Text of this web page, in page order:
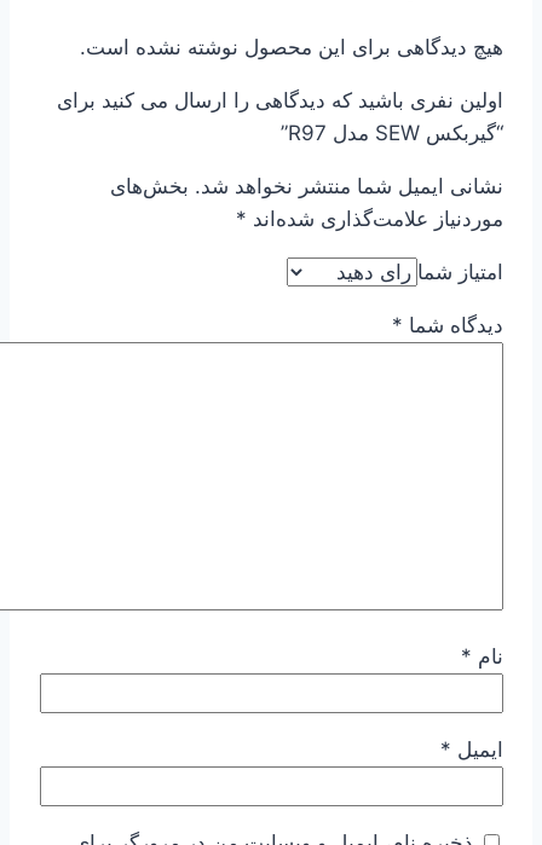
هیچ دیدگاهی برای این محصول نوشته نشده است.
اولین نفری باشید که دیدگاهی را ارسال می کنید برای
“گیربکس SEW مدل R97”
نشانی ایمیل شما منتشر نخواهد شد. بخش‌های
موردنیاز علامت‌گذاری شده‌اند *
امتیاز شما
دیدگاه شما *
نام *
ایمیل *